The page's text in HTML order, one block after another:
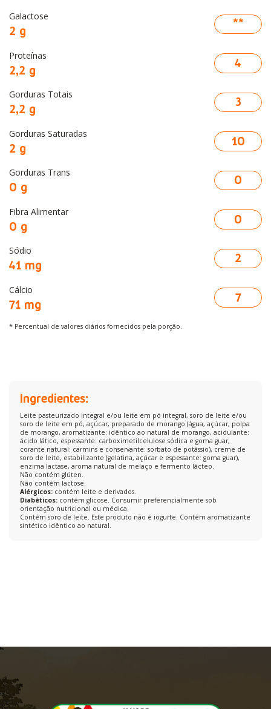
Galactose
2 g **
Proteínas
2,2 g 4
Gorduras Totais
2,2 g 3
Gorduras Saturadas
2 g 10
Gorduras Trans
0 g 0
Fibra Alimentar
0 g 0
Sódio
41 mg 2
Cálcio
71 mg 7
* Percentual de valores diários fornecidos pela porção.
Ingredientes:
Leite pasteurizado integral e/ou leite em pó integral, soro de leite e/ou
soro de leite em pó, açúcar, preparado de morango (água, açúcar, polpa
de morango, aromatizante: idêntico ao natural de morango, acidulante:
ácido lático, espessante: carboximetilcelulose sódica e goma guar,
corante natural: carmins e conservante: sorbato de potássio), creme de
soro de leite, estabilizante (gelatina, açúcar e espessante: goma guar),
enzima lactase, aroma natural de melaço e fermento lácteo.
Não contém glúten.
Não contém lactose.
Alérgicos:contém leite e derivados.
Diabéticos:contém glicose. Consumir preferencialmente sob
orientação nutricional ou médica.
Contém soro de leite. Este produto não é iogurte. Contém aromatizante
sintético idêntico ao natural.